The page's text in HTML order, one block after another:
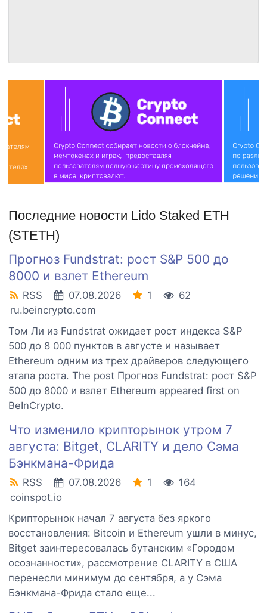
Последние новости Lido Staked ETH
(STETH)
Прогноз Fundstrat: рост S&P 500 до
8000 и взлет Ethereum
RSS 07.08.2026 1
62
ru.beincrypto.com
Том Ли из Fundstrat ожидает рост индекса S&P
500 до 8 000 пунктов в августе и называет
Ethereum одним из трех драйверов следующего
этапа роста. The post Прогноз Fundstrat: рост S&P
500 до 8000 и взлет Ethereum appeared first on
BeInCrypto.
Что изменило крипторынок утром 7
августа: Bitget, CLARITY и дело Сэма
Бэнкмана-Фрида
RSS 07.08.2026 1
164
coinspot.io
Крипторынок начал 7 августа без яркого
восстановления: Bitcoin и Ethereum ушли в минус,
Bitget заинтересовалась бутанским «Городом
осознанности», рассмотрение CLARITY в США
перенесли минимум до сентября, а у Сэма
Бэнкмана-Фрида стало еще...